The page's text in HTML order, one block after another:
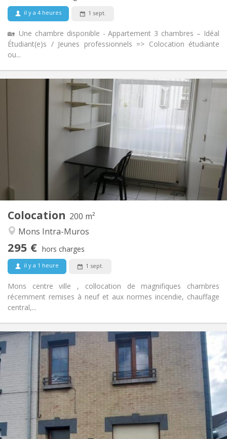
il y a 4 heures 1 sept.
🏡 Une chambre disponible - Appartement 3 chambres – Idéal
Étudiant(e)s / Jeunes professionnels => Colocation étudiante
ou...
Colocation 200 m²
Mons Intra-Muros
295 € hors charges
il y a 1 heure 1 sept.
Mons centre ville , collocation de magnifiques chambres
récemment remises à neuf et aux normes incendie, chauffage
central,...
Infos Pratiques
Loyer:
295 €
Charges:
75 €
12 mois
Domiciliation:
Aménagement
Salle de bain:
Commune
Commune
Superficie:
200 m
Pièces privées:
1
Infos Pratiques
Loyer:
470 €
Charges:
110 €
Durée:
12 mois
Domiciliation:
Sous conditions
Aménagement
Salle de bain:
Privée
Cuisine:
Commune